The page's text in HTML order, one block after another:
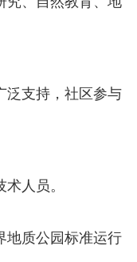
泛支持，社区参与
人员。
地质公园标准运行